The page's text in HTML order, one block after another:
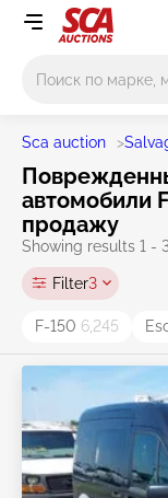
Sca auction >
автомобили
продажу
Showing results 1 -
Filter3
F-150 6,245